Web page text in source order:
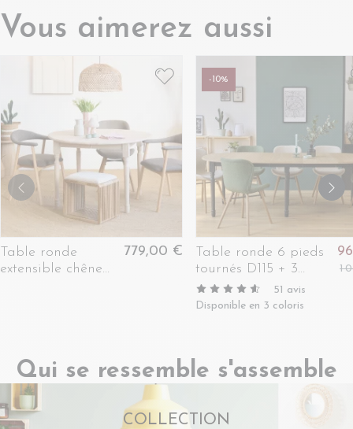
Vous aimerez aussi
Table ronde
extensible chêne
779,00 €
-10%
Table ronde 6 pieds
tournés D115 + 3
rallonges bois -
VICTORIA
51 avis
Disponible en 3 coloris
1
Qui se ressemble s'assemble
COLLECTION